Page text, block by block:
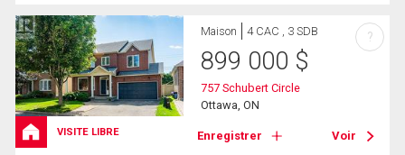
VISITE LIBRE
Maison 4 CAC , 3 SDB
899 000 $
757 Schubert Circle
Ottawa, ON
Enregistrer Voir
?